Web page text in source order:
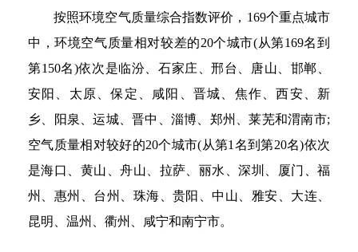
按照环境空气质量综合指数评价，169个重点城市
中，环境空气质量相对较差的20个城市(从第169名到
第150名)依次是临汾、石家庄、邢台、唐山、邯郸、
安阳、太原、保定、咸阳、晋城、焦作、西安、新
乡、阳泉、运城、晋中、淄博、郑州、莱芜和渭南市;
空气质量相对较好的20个城市(从第1名到第20名)依次
是海口、黄山、舟山、拉萨、丽水、深圳、厦门、福
州、惠州、台州、珠海、贵阳、中山、雅安、大连、
昆明、温州、衢州、咸宁和南宁市。